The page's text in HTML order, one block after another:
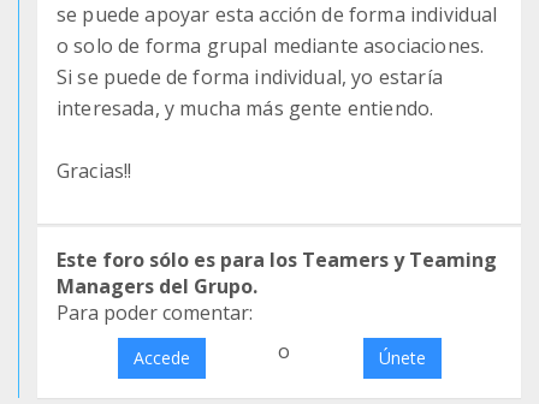
se puede apoyar esta acción de forma individual
o solo de forma grupal mediante asociaciones.
Si se puede de forma individual, yo estaría
interesada, y mucha más gente entiendo.
Gracias!!
Este foro sólo es para los Teamers y Teaming
Managers del Grupo.
Para poder comentar:
Accede o Únete